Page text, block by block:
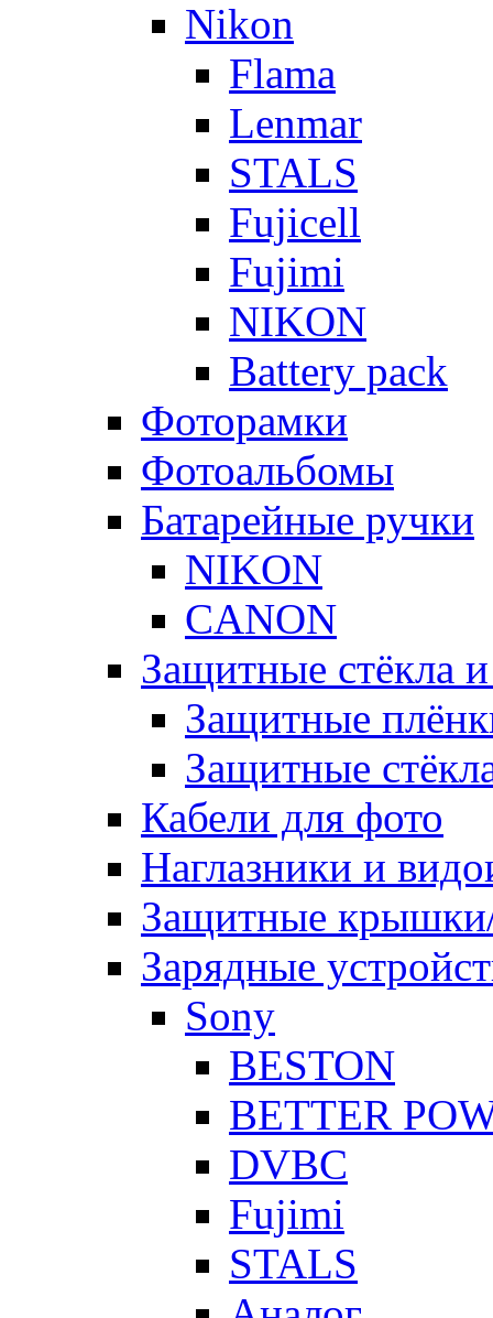
Nikon
Flama
Lenmar
STALS
Fujicell
Fujimi
NIKON
Battery pack
Фоторамки
Фотоальбомы
Батарейные ручки
NIKON
CANON
Защитные стёкла
Защитные
Защитные
Кабели для фото
Наглазники и
Защитные
Зарядные
Sony
BESTON
BETTER
DVBC
Fujimi
STALS